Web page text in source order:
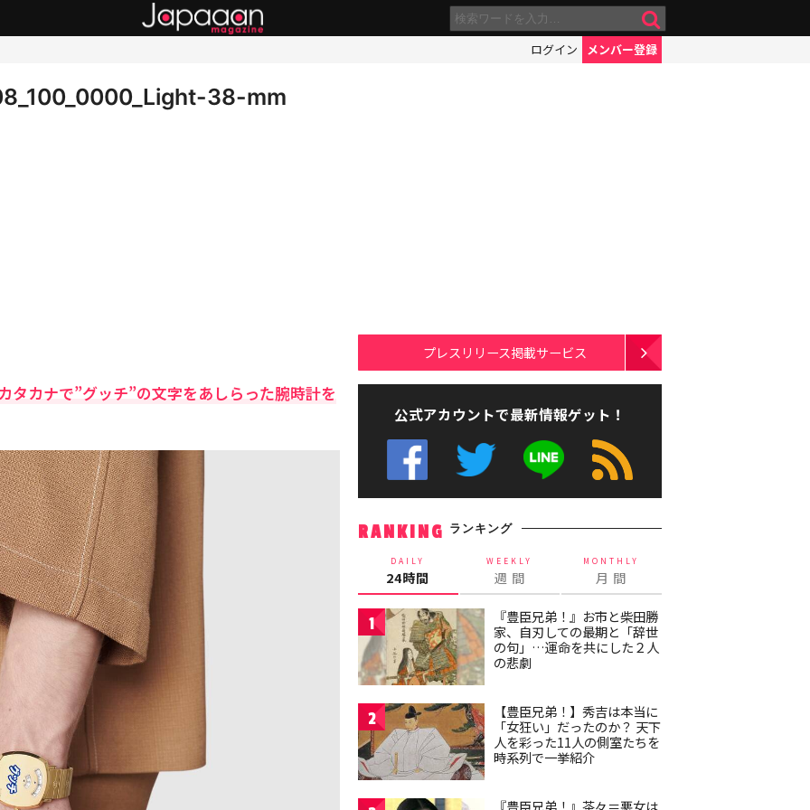
ログイン メンバー登録
38-mm
タカナで”グッチ”の文字をあしらった腕時計を
プレスリリース掲載サービス
公式アカウントで最新情報ゲット！
RANKING ランキング
DAILY
24時間
WEEKLY
週 間
MONTHLY
月 間
1
『豊臣兄弟！』お市と柴田勝
家、自刃しての最期と「辞世
の句」…運命を共にした２人
の悲劇
2
【豊臣兄弟！】秀吉は本当に
「女狂い」だったのか？ 天下
人を彩った11人の側室たちを
時系列で一挙紹介
『豊臣兄弟！』茶々＝悪女は